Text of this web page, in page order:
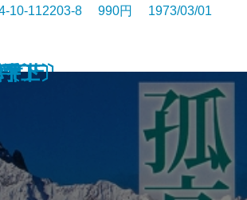
〔上〕
〔下〕
〕
10-112203-8 990円 1973/03/01
〕
上〕
下〕
イ